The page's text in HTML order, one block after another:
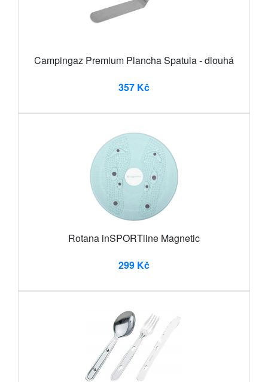
Campingaz Premium Plancha Spatula - dlouhá
357 Kč
Rotana inSPORTline Magnetic
299 Kč